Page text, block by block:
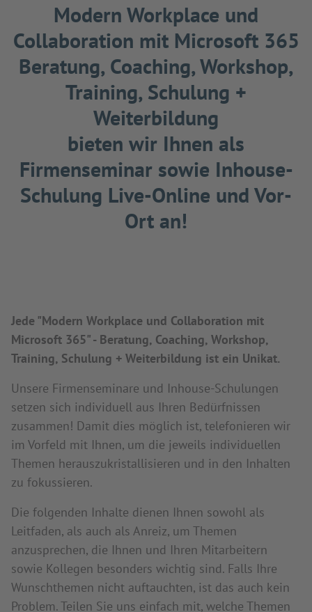
Modern Workplace und
Collaboration mit Microsoft 365
Beratung, Coaching, Workshop,
Training, Schulung +
Weiterbildung
bieten wir Ihnen als
Firmenseminar sowie Inhouse-
Schulung Live-Online und Vor-
Ort an!
Jede "Modern Workplace und Collaboration mit
Microsoft 365" - Beratung, Coaching, Workshop,
Training, Schulung + Weiterbildung ist ein Unikat.
Unsere Firmenseminare und Inhouse-Schulungen
setzen sich individuell aus Ihren Bedürfnissen
zusammen! Damit dies möglich ist, telefonieren wir
im Vorfeld mit Ihnen, um die jeweils individuellen
Themen herauszukristallisieren und in den Inhalten
zu fokussieren.
Die folgenden Inhalte dienen Ihnen sowohl als
Leitfaden, als auch als Anreiz, um Themen
anzusprechen, die Ihnen und Ihren Mitarbeitern
sowie Kollegen besonders wichtig sind. Falls Ihre
Wunschthemen nicht auftauchten, ist das auch kein
Problem. Teilen Sie uns einfach mit, welche Themen